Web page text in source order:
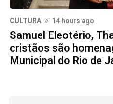
CULTURA 14 hours ago
Samuel Eleotério,
cristãos são
Municipal do Rio de